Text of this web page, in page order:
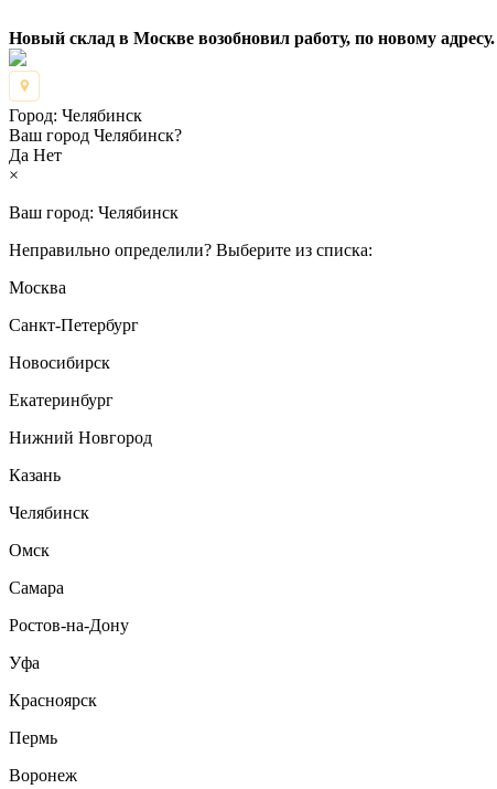
Новый склад в Москве возобновил работу, по новому
Город: Челябинск
Ваш город Челябинск?
Да Нет
×
Ваш город: Челябинск
Неправильно определили? Выберите из списка:
Москва
Санкт-Петербург
Новосибирск
Екатеринбург
Нижний Новгород
Казань
Челябинск
Омск
Самара
Ростов-на-Дону
Уфа
Красноярск
Пермь
Воронеж